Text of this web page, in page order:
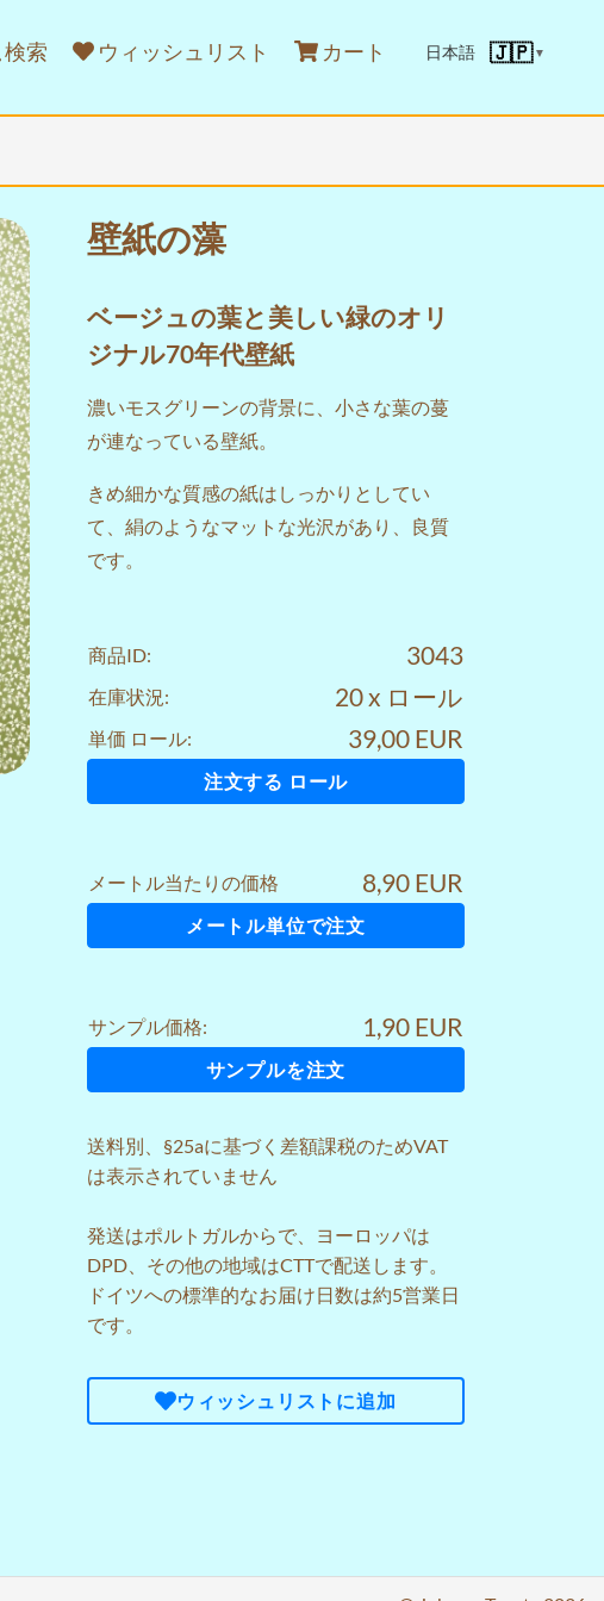
検索 ウィッシュリスト カート 日本語 🇯🇵▼
壁紙の藻
ベージュの葉と美しい緑のオリ
ジナル70年代壁紙
濃いモスグリーンの背景に、小さな葉の蔓
が連なっている壁紙。
きめ細かな質感の紙はしっかりとしてい
て、絹のようなマットな光沢があり、良質
です。
商品ID: 3043
在庫状況: 20 x ロール
単価 ロール: 39,00 EUR
注文する ロール
メートル当たりの価格 8,90 EUR
メートル単位で注文
サンプル価格: 1,90 EUR
サンプルを注文
送料別、§25aに基づく差額課税のためVAT
は表示されていません
発送はポルトガルからで、ヨーロッパは
DPD、その他の地域はCTTで配送します。
ドイツへの標準的なお届け日数は約5営業日
です。
ウィッシュリストに追加